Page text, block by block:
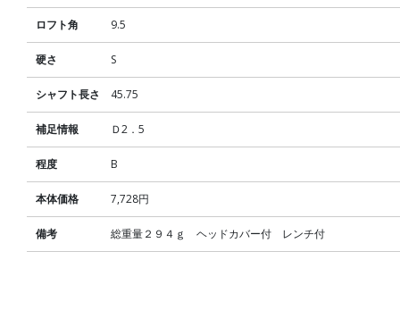
ロフト角 9.5
硬さ S
シャフト長さ 45.75
補足情報 Ｄ2．5
程度 B
本体価格 7,728円
備考 総重量２９４ｇ ヘッドカバー付 レンチ付